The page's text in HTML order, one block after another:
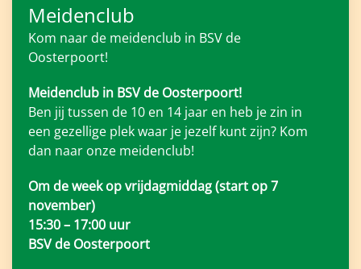
Meidenclub
Kom naar de meidenclub in BSV de
Oosterpoort!
Meidenclub in BSV de Oosterpoort!
Ben jij tussen de 10 en 14 jaar en heb je zin in
een gezellige plek waar je jezelf kunt zijn? Kom
dan naar onze meidenclub!
Om de week op vrijdagmiddag (start op 7
november)
15:30 – 17:00 uur
BSV de Oosterpoort